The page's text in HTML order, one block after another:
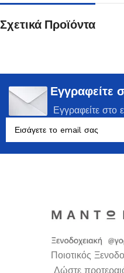
Σχετικά Προϊόντα
Εγγραφείτε
Εγγραφείτε στο
Ποιοτικός
Δώστε